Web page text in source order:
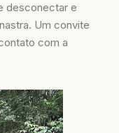
desconectar e
Um convite
com a